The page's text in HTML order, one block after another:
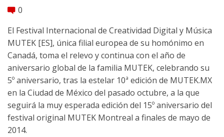
comment 0
El Festival Internacional de Creatividad Digital y Música
MUTEK [ES], única filial europea de su homónimo en
Canadá, toma el relevo y continua con el año de
aniversario global de la familia MUTEK, celebrando su
5º aniversario, tras la estelar 10ª edición de MUTEK.MX
en la Ciudad de México del pasado octubre, a la que
seguirá la muy esperada edición del 15º aniversario del
festival original MUTEK Montreal a finales de mayo de
2014.